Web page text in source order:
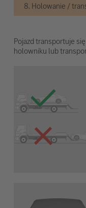
8. Holowanie /
Pojazd transportuje
holowniku lub